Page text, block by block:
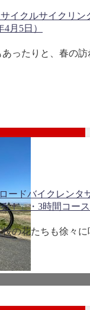
イクルサイクリン
月5日）
ったりと、春の
ードバイクレンタ
！」・3時間コー
の花たちも徐々